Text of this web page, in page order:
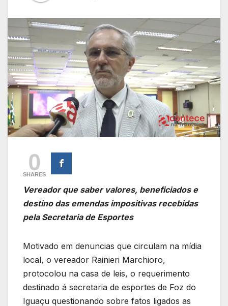
0
SHARES
Vereador que saber valores, beneficiados e
destino das emendas impositivas recebidas
pela Secretaria de Esportes
Motivado em denuncias que circulam na mídia
local, o vereador Rainieri Marchioro,
protocolou na casa de leis, o requerimento
destinado á secretaria de esportes de Foz do
Iguaçu questionando sobre fatos ligados as